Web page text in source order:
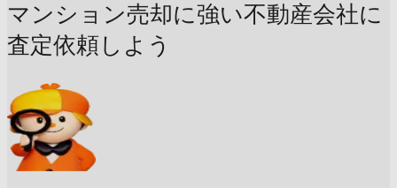
マンション売却に強い不動産会社に
査定依頼しよう